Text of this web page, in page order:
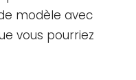
modèle avec
vous pourriez